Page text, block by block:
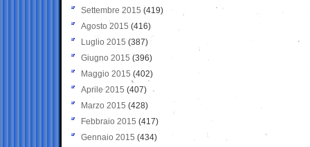
Settembre 2015 (419)
Agosto 2015 (416)
Luglio 2015 (387)
Giugno 2015 (396)
Maggio 2015 (402)
Aprile 2015 (407)
Marzo 2015 (428)
Febbraio 2015 (417)
Gennaio 2015 (434)